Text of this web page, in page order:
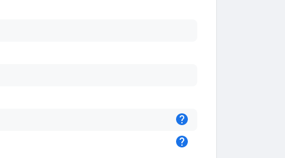
Підказка
Підказка